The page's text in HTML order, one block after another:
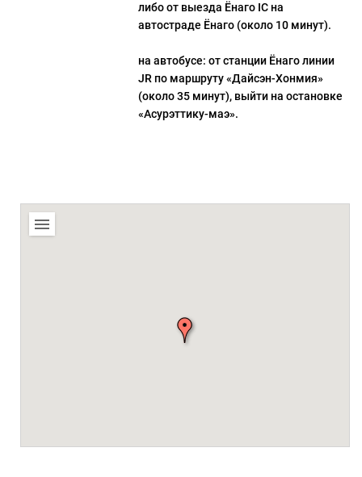
либо от выезда Ëнаго IC на
автостраде Ëнаго (около 10 минут).
на автобусе: от станции Ëнаго линии
JR по маршруту «Дайсэн-Хонмия»
(около 35 минут), выйти на остановке
«Асурэттику-маэ».